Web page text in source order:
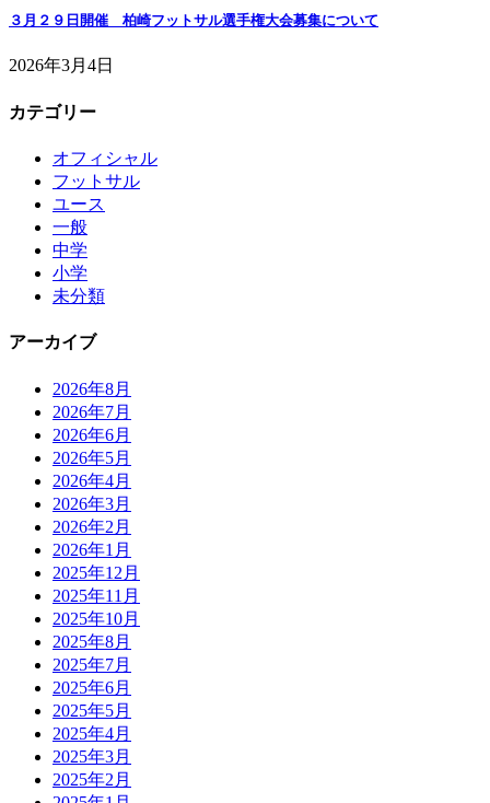
３月２９日開催 柏崎フットサル選手権大会募集について
2026年3月4日
カテゴリー
オフィシャル
フットサル
ユース
一般
中学
小学
未分類
アーカイブ
2026年8月
2026年7月
2026年6月
2026年5月
2026年4月
2026年3月
2026年2月
2026年1月
2025年12月
2025年11月
2025年10月
2025年8月
2025年7月
2025年6月
2025年5月
2025年4月
2025年3月
2025年2月